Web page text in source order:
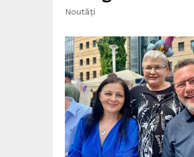
Noutăți